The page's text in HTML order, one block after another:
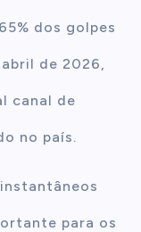
dos golpes
de 2026,
canal de
no país.
para os